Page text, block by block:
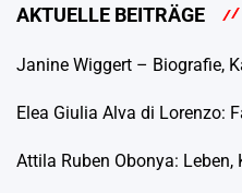
AKTUELLE BEITRÄGE
Janine Wiggert – Biografie,
Elea Giulia Alva di Lorenzo:
Attila Ruben Obonya: Leben,